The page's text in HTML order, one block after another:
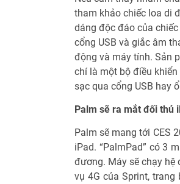
tham khảo chiếc loa di
dáng độc đáo của
cổng USB và giắc âm
động và máy tính. Sản
chí là một bộ điều
sạc qua cổng USB hay
Palm sẽ ra mắt đối thủ
Palm sẽ mang tới CES
iPad. “PalmPad” có 3
đương. Máy sẽ chạy hệ
vụ 4G của Sprint,